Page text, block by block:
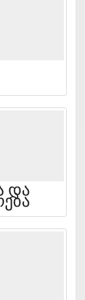
Და